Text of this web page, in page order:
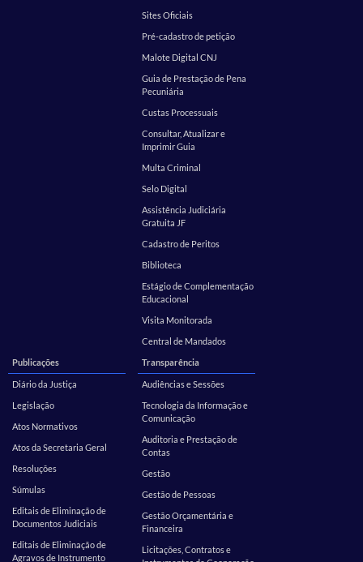
Sites Oficiais
Pré-cadastro de petição
Malote Digital CNJ
Guia de Prestação de Pena
Pecuniária
Custas Processuais
Consultar, Atualizar e
Imprimir Guia
Multa Criminal
Selo Digital
Assistência Judiciária
Gratuita JF
Cadastro de Peritos
Biblioteca
Estágio de Complementação
Educacional
Visita Monitorada
Central de Mandados
Publicações
Diário da Justiça
Legislação
Atos Normativos
Atos da Secretaria Geral
Resoluções
Súmulas
Editais de Eliminação de
Documentos Judiciais
Editais de Eliminação de
Agravos de Instrumento
Transparência
Audiências e Sessões
Tecnologia da Informação e
Comunicação
Auditoria e Prestação de
Contas
Gestão
Gestão de Pessoas
Gestão Orçamentária e
Financeira
Licitações, Contratos e